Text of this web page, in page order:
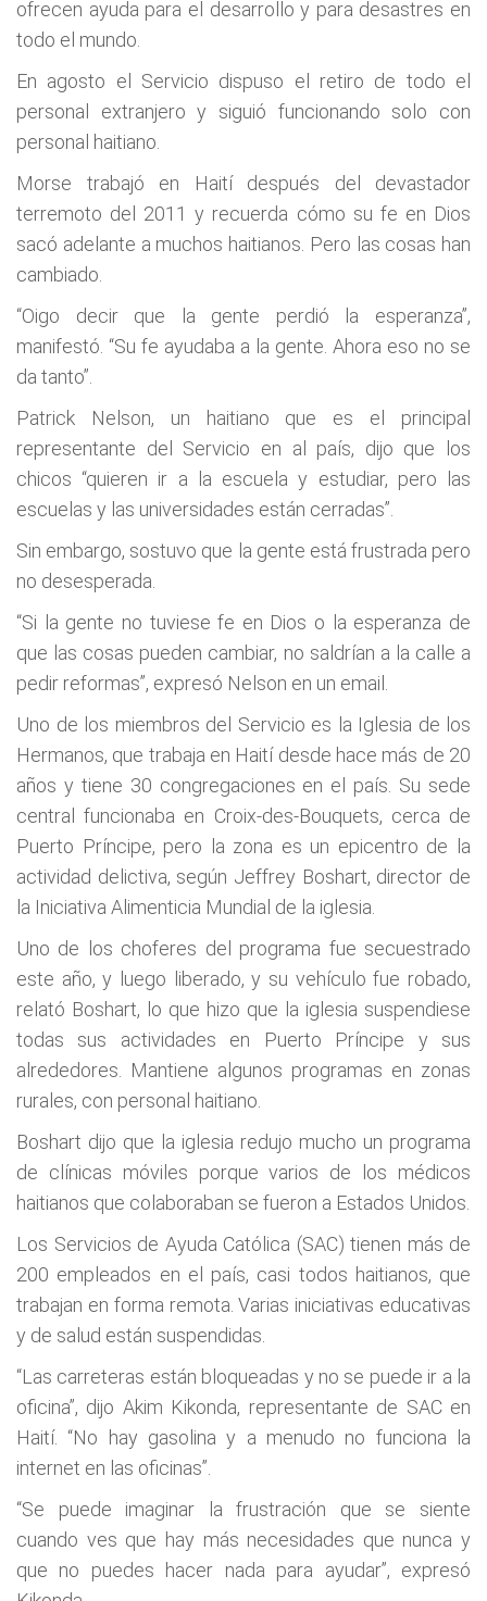
ofrecen ayuda para el desarrollo y para desastres en
todo el mundo.
En agosto el Servicio dispuso el retiro de todo el
personal extranjero y siguió funcionando solo con
personal haitiano.
Morse trabajó en Haití después del devastador
terremoto del 2011 y recuerda cómo su fe en Dios
sacó adelante a muchos haitianos. Pero las cosas han
cambiado.
“Oigo decir que la gente perdió la esperanza”,
manifestó. “Su fe ayudaba a la gente. Ahora eso no se
da tanto”.
Patrick Nelson, un haitiano que es el principal
representante del Servicio en al país, dijo que los
chicos “quieren ir a la escuela y estudiar, pero las
escuelas y las universidades están cerradas”.
Sin embargo, sostuvo que la gente está frustrada pero
no desesperada.
“Si la gente no tuviese fe en Dios o la esperanza de
que las cosas pueden cambiar, no saldrían a la calle a
pedir reformas”, expresó Nelson en un email.
Uno de los miembros del Servicio es la Iglesia de los
Hermanos, que trabaja en Haití desde hace más de 20
años y tiene 30 congregaciones en el país. Su sede
central funcionaba en Croix-des-Bouquets, cerca de
Puerto Príncipe, pero la zona es un epicentro de la
actividad delictiva, según Jeffrey Boshart, director de
la Iniciativa Alimenticia Mundial de la iglesia.
Uno de los choferes del programa fue secuestrado
este año, y luego liberado, y su vehículo fue robado,
relató Boshart, lo que hizo que la iglesia suspendiese
todas sus actividades en Puerto Príncipe y sus
alrededores. Mantiene algunos programas en zonas
rurales, con personal haitiano.
Boshart dijo que la iglesia redujo mucho un programa
de clínicas móviles porque varios de los médicos
haitianos que colaboraban se fueron a Estados Unidos.
Los Servicios de Ayuda Católica (SAC) tienen más de
200 empleados en el país, casi todos haitianos, que
trabajan en forma remota. Varias iniciativas educativas
y de salud están suspendidas.
“Las carreteras están bloqueadas y no se puede ir a la
oficina”, dijo Akim Kikonda, representante de SAC en
Haití. “No hay gasolina y a menudo no funciona la
internet en las oficinas”.
“Se puede imaginar la frustración que se siente
cuando ves que hay más necesidades que nunca y
que no puedes hacer nada para ayudar”, expresó